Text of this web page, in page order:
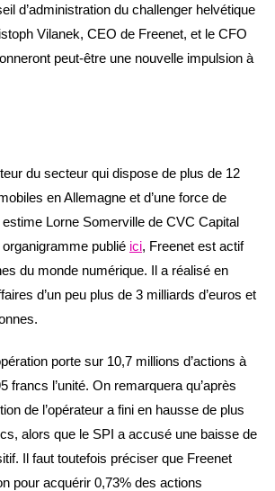
d’administration du challenger helvétique
Vilanek, CEO de Freenet, et le CFO
peut-être une nouvelle impulsion à
du secteur qui dispose de plus de 12
en Allemagne et d’une force de
Lorne Somerville de CVC Capital
publié ici, Freenet est actif
du monde numérique. Il a réalisé en
d’un peu plus de 3 milliards d’euros et
porte sur 10,7 millions d’actions à
francs l’unité. On remarquera qu’après
de l’opérateur a fini en hausse de plus
alors que le SPI a accusé une baisse de
Il faut toutefois préciser que Freenet
pour acquérir 0,73% des actions